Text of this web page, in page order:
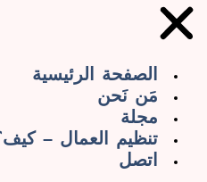
الصفحة الرئيسية
مَن نَحن
مجلة
تنظيم العمال – كيف؟
اتصل